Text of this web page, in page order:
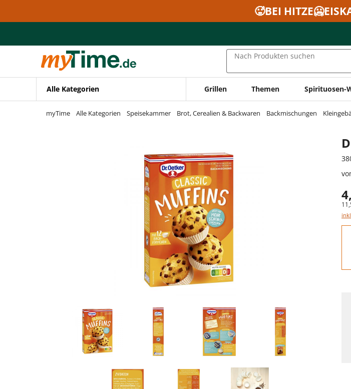
Zur Navigation springen
🥵BEI
Nach Produkten suchen
Alle Kategorien Grillen Themen Spirituosen-
myTime Alle Kategorien Speisekammer Brot, Cerealien & Backwaren Backmischungen